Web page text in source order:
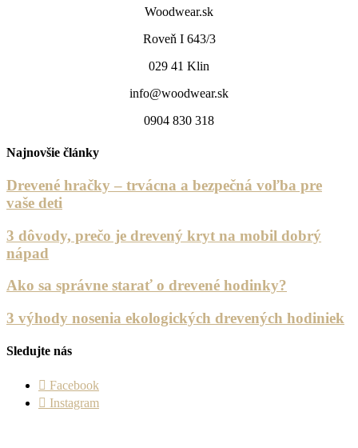
Woodwear.sk
Roveň I 643/3
029 41 Klin
info@woodwear.sk
0904 830 318
Najnovšie články
Drevené hračky – trvácna a bezpečná voľba pre
vaše deti
3 dôvody, prečo je drevený kryt na mobil dobrý
nápad
Ako sa správne starať o drevené hodinky?
3 výhody nosenia ekologických drevených hodiniek
Sledujte nás
Facebook
Instagram